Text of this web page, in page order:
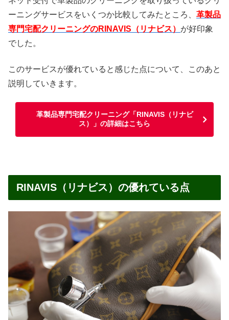
ーニングサービスをいくつか比較してみたところ、 革製品
専門宅配クリーニングのRINAVIS（リナビス） が好印象
でした。
このサービスが優れていると感じた点について、このあと
説明していきます。
革製品専門宅配クリーニング「RINAVIS（リナビ
ス）」の詳細はこちら
RINAVIS（リナビス）の優れている点